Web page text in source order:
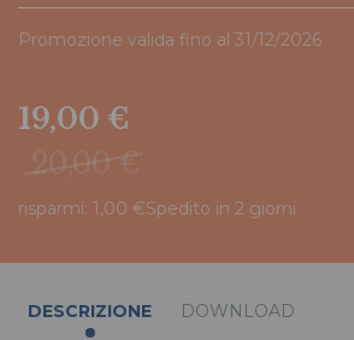
Promozione valida fino al 31/12/2026
20,00 €
19,00 €
risparmi: 1,00 €Spedito in 2 giorni
DESCRIZIONE DOWNLOAD